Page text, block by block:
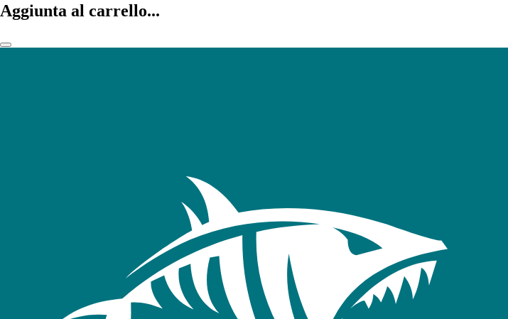
Aggiunta al carrello...